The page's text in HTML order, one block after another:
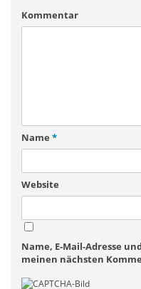
Kommentar
Name *
Website
Name, E-Mail-Adresse
meinen nächsten